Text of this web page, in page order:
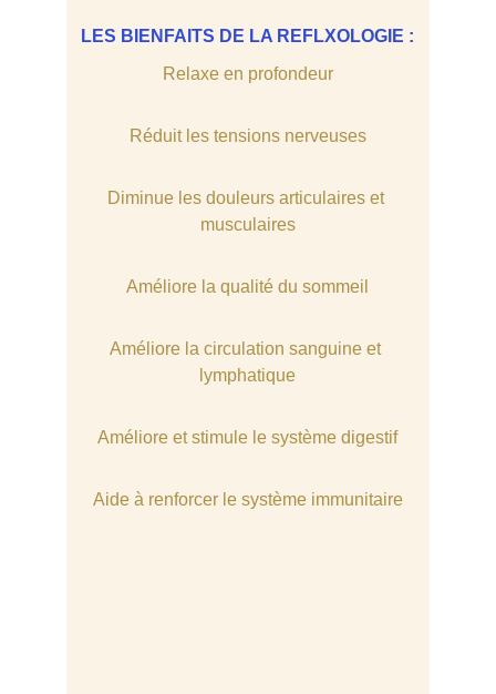
LES BIENFAITS DE LA REFLXOLOGIE :
Relaxe en profondeur
Réduit les tensions nerveuses
Diminue les douleurs articulaires et
musculaires
Améliore la qualité du sommeil
Améliore la circulation sanguine et
lymphatique
Améliore et stimule le système digestif
Aide à renforcer le système immunitaire